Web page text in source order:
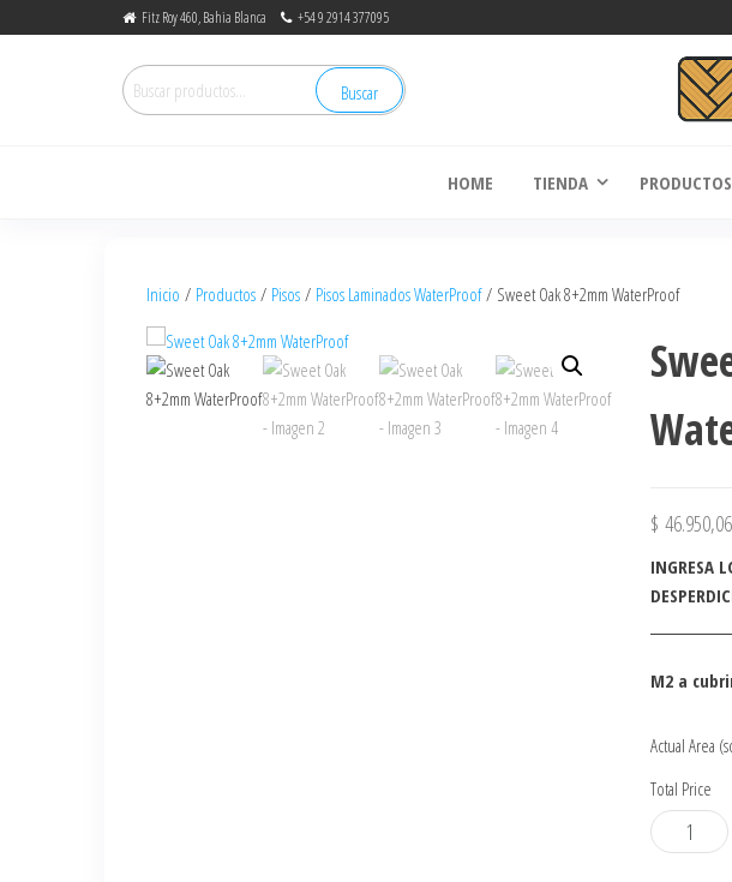
Fitz Roy 460, Bahia Blanca +54 9 2914 377095
Buscar
HOME
TIENDA PRODUCTOS
Inicio / Productos / Pisos / Pisos Laminados WaterProof/ Sweet Oak 8+2mm WaterProof
$ 46.950,06
INGRESA
M2 a
Actual Area
Total Price